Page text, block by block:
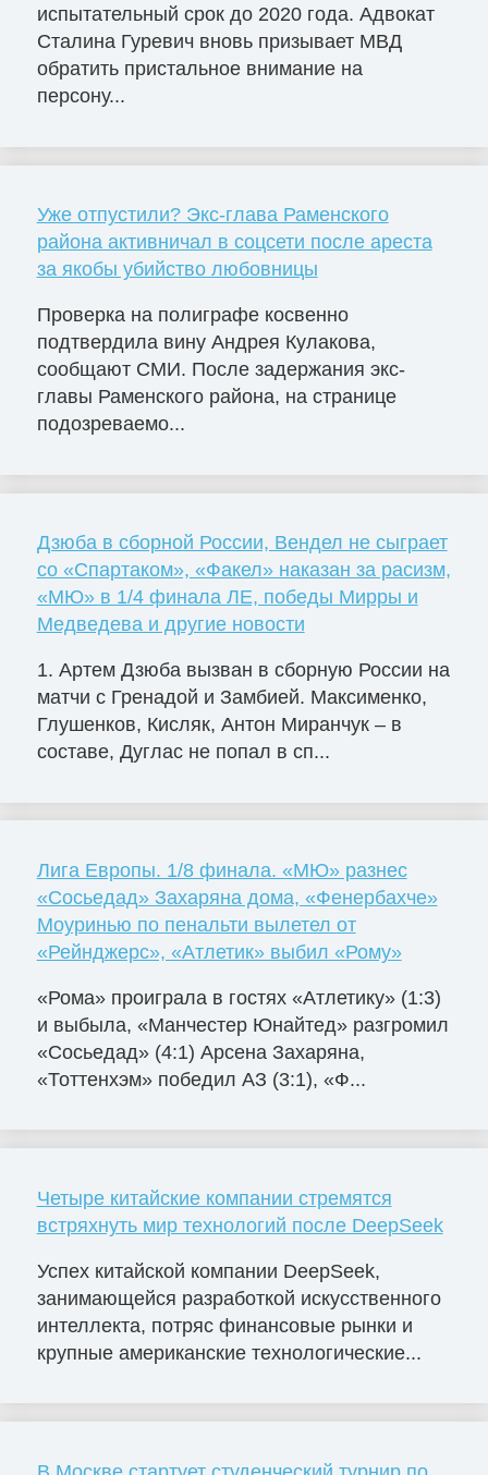
испытательный срок до 2020 года. Адвокат
Сталина Гуревич вновь призывает МВД
обратить пристальное внимание на
персону...
Уже отпустили? Экс-глава Раменского
района активничал в соцсети после ареста
за якобы убийство любовницы
Проверка на полиграфе косвенно
подтвердила вину Андрея Кулакова,
сообщают СМИ. После задержания экс-
главы Раменского района, на странице
подозреваемо...
Дзюба в сборной России, Вендел не сыграет
со «Спартаком», «Факел» наказан за расизм,
«МЮ» в 1/4 финала ЛЕ, победы Мирры и
Медведева и другие новости
1. Артем Дзюба вызван в сборную России на
матчи с Гренадой и Замбией. Максименко,
Глушенков, Кисляк, Антон Миранчук – в
составе, Дуглас не попал в сп...
Лига Европы. 1/8 финала. «МЮ» разнес
«Сосьедад» Захаряна дома, «Фенербахче»
Моуринью по пенальти вылетел от
«Рейнджерс», «Атлетик» выбил «Рому»
«Рома» проиграла в гостях «Атлетику» (1:3)
и выбыла, «Манчестер Юнайтед» разгромил
«Сосьедад» (4:1) Арсена Захаряна,
«Тоттенхэм» победил АЗ (3:1), «Ф...
Четыре китайские компании стремятся
встряхнуть мир технологий после DeepSeek
Успех китайской компании DeepSeek,
занимающейся разработкой искусственного
интеллекта, потряс финансовые рынки и
крупные американские технологические...